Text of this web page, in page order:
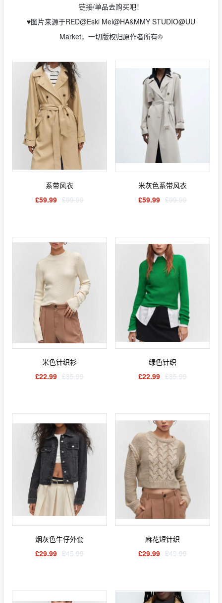
链接/单品去购买吧！
♥️图片来源于RED@Eski Mei@HA&MMY STUDIO@UU
Market，一切版权归原作者所有©️
系带风衣
£59.99 £99.99
米灰色系带风衣
£59.99 £99.99
米色针织衫
£22.99 £35.99
绿色针织
£22.99 £35.99
烟灰色牛仔外套
£29.99 £45.99
麻花短针织
£29.99 £49.99